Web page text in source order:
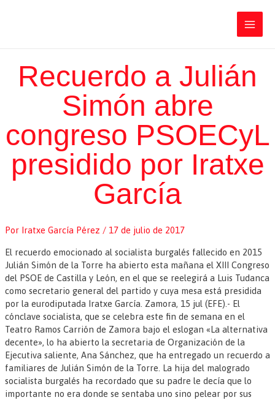
Main
Recuerdo a Julián
Simón abre
congreso PSOECyL
presidido por Iratxe
García
Por Iratxe García Pérez / 17 de julio de 2017
El recuerdo emocionado al socialista burgalés fallecido en 2015
Julián Simón de la Torre ha abierto esta mañana el XIII Congreso
del PSOE de Castilla y León, en el que se reelegirá a Luis Tudanca
como secretario general del partido y cuya mesa está presidida
por la eurodiputada Iratxe García. Zamora, 15 jul (EFE).- El
cónclave socialista, que se celebra este fin de semana en el
Teatro Ramos Carrión de Zamora bajo el eslogan «La alternativa
decente», lo ha abierto la secretaria de Organización de la
Ejecutiva saliente, Ana Sánchez, que ha entregado un recuerdo a
familiares de Julián Simón de la Torre. La hija del malogrado
socialista burgalés ha recordado que su padre le decía que lo
importante no era donde se sentaba uno sino pelear por sus